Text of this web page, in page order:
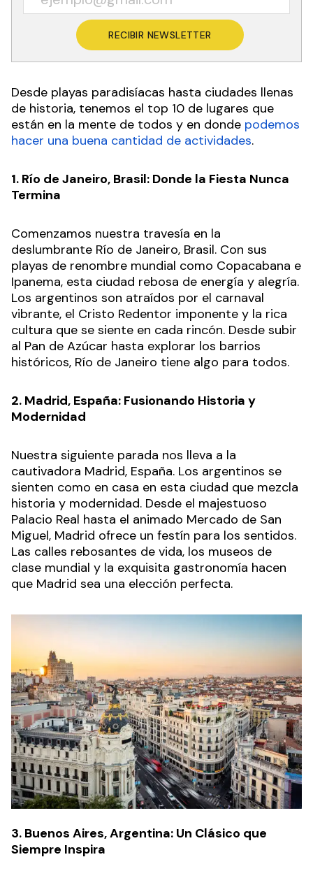
RECIBIR NEWSLETTER
Desde playas paradisíacas hasta ciudades llenas
de historia, tenemos el top 10 de lugares que
están en la mente de todos y en donde podemos
hacer una buena cantidad de actividades.
1. Río de Janeiro, Brasil: Donde la Fiesta Nunca
Termina
Comenzamos nuestra travesía en la
deslumbrante Río de Janeiro, Brasil. Con sus
playas de renombre mundial como Copacabana e
Ipanema, esta ciudad rebosa de energía y alegría.
Los argentinos son atraídos por el carnaval
vibrante, el Cristo Redentor imponente y la rica
cultura que se siente en cada rincón. Desde subir
al Pan de Azúcar hasta explorar los barrios
históricos, Río de Janeiro tiene algo para todos.
2. Madrid, España: Fusionando Historia y
Modernidad
Nuestra siguiente parada nos lleva a la
cautivadora Madrid, España. Los argentinos se
sienten como en casa en esta ciudad que mezcla
historia y modernidad. Desde el majestuoso
Palacio Real hasta el animado Mercado de San
Miguel, Madrid ofrece un festín para los sentidos.
Las calles rebosantes de vida, los museos de
clase mundial y la exquisita gastronomía hacen
que Madrid sea una elección perfecta.
3. Buenos Aires, Argentina: Un Clásico que
Siempre Inspira